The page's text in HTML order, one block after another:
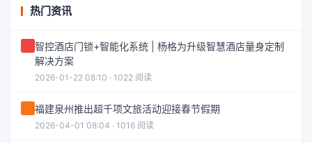
热门资讯
智控酒店门锁+智能化系统 | 杨格为升级智慧酒店量身定制
解决方案
2026-01-22 08:10 · 1022 阅读
福建泉州推出超千项文旅活动迎接春节假期
2026-04-01 08:04 · 1016 阅读